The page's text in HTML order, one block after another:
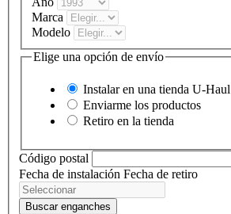
Marca
Modelo
Elige una opción de envío
Instalar en una tienda U-Haul
Enviarme los productos
Retiro en la tienda
Código postal
Fecha de instalación Fecha de retiro
Buscar enganches